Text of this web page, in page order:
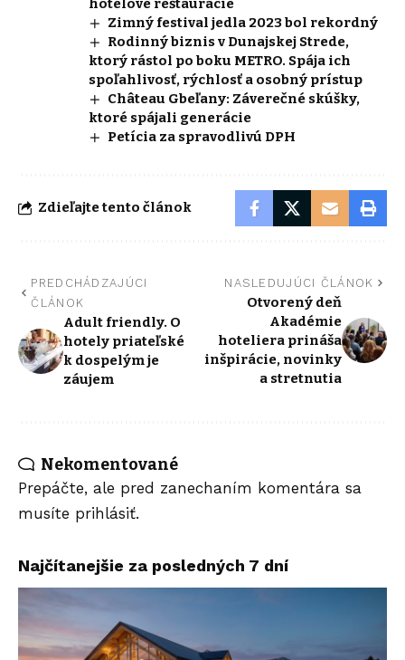
Zimný festival jedla 2023 bol rekordný
Rodinný biznis v Dunajskej Strede,
ktorý rástol po boku METRO. Spája ich
spoľahlivosť, rýchlosť a osobný prístup
Château Gbeľany: Záverečné skúšky,
ktoré spájali generácie
Petícia za spravodlivú DPH
Zdieľajte tento článok
PREDCHÁDZAJÚCI
ČLÁNOK
Adult friendly. O
hotely priateľské
k dospelým je
záujem
NASLEDUJÚCI ČLÁNOK
Otvorený deň
Akadémie
hoteliera prináša
inšpirácie, novinky
a stretnutia
Nekomentované
Prepáčte, ale pred zanechaním komentára sa
musíte prihlásiť.
Najčítanejšie za posledných 7 dní